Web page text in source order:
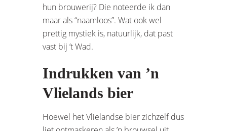
hun brouwerij? Die noteerde ik dan
maar als “naamloos”. Wat ook wel
prettig mystiek is, natuurlijk, dat past
vast bij ’t Wad.
Indrukken van ’n
Vlielands bier
Hoewel het Vlielandse bier zichzelf dus